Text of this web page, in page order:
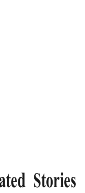
Stories